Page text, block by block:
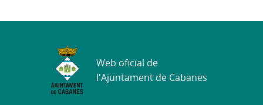
Web oficial de
l'Ajuntament de Cabanes